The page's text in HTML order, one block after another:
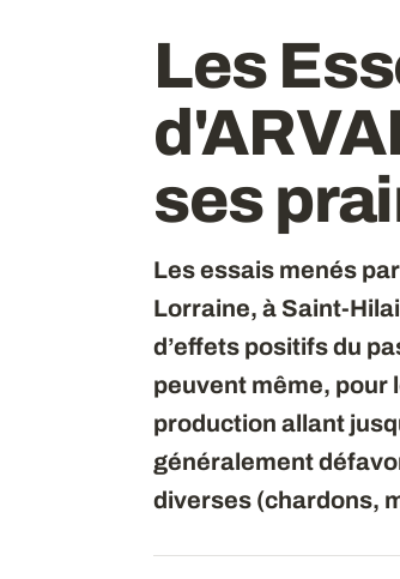
Les
ses
Les essais menés
Lorraine, à Saint-
d’effets positifs du
peuvent même, pour
production allant
généralement
diverses (chardons,